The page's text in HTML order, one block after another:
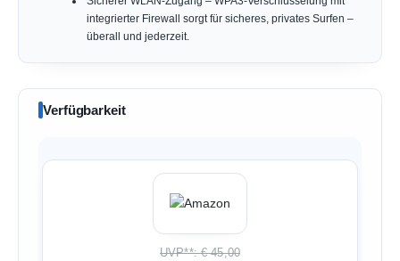
integrierter Firewall sorgt für sicheres, privates Surfen –
überall und jederzeit.
Verfügbarkeit
UVP**: € 45,00